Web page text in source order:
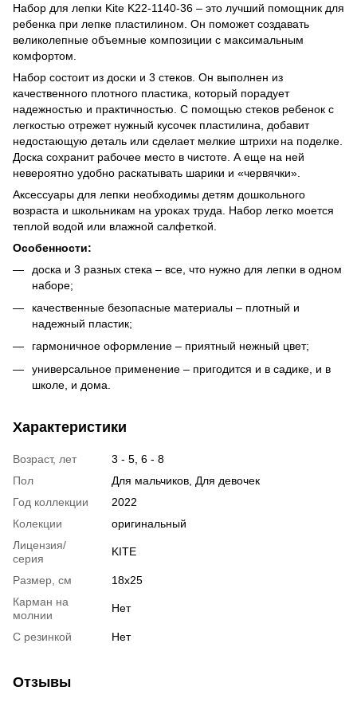
Набор для лепки Kite K22-1140-36 – это лучший помощник для
ребенка при лепке пластилином. Он поможет создавать
великолепные объемные композиции с максимальным
комфортом.
Набор состоит из доски и 3 стеков. Он выполнен из
качественного плотного пластика, который порадует
надежностью и практичностью. С помощью стеков ребенок с
легкостью отрежет нужный кусочек пластилина, добавит
недостающую деталь или сделает мелкие штрихи на поделке.
Доска сохранит рабочее место в чистоте. А еще на ней
невероятно удобно раскатывать шарики и «червячки».
Аксессуары для лепки необходимы детям дошкольного
возраста и школьникам на уроках труда. Набор легко моется
теплой водой или влажной салфеткой.
Особенности:
доска и 3 разных стека – все, что нужно для лепки в одном
наборе;
качественные безопасные материалы – плотный и
надежный пластик;
гармоничное оформление – приятный нежный цвет;
универсальное применение – пригодится и в садике, и в
школе, и дома.
Характеристики
Возраст, лет
3 - 5, 6 - 8
Пол
Для мальчиков, Для девочек
Год коллекции
2022
Колекции
оригинальный
Лицензия/
серия
KITE
Размер, см
18x25
Карман на
молнии
Нет
С резинкой Нет
Отзывы